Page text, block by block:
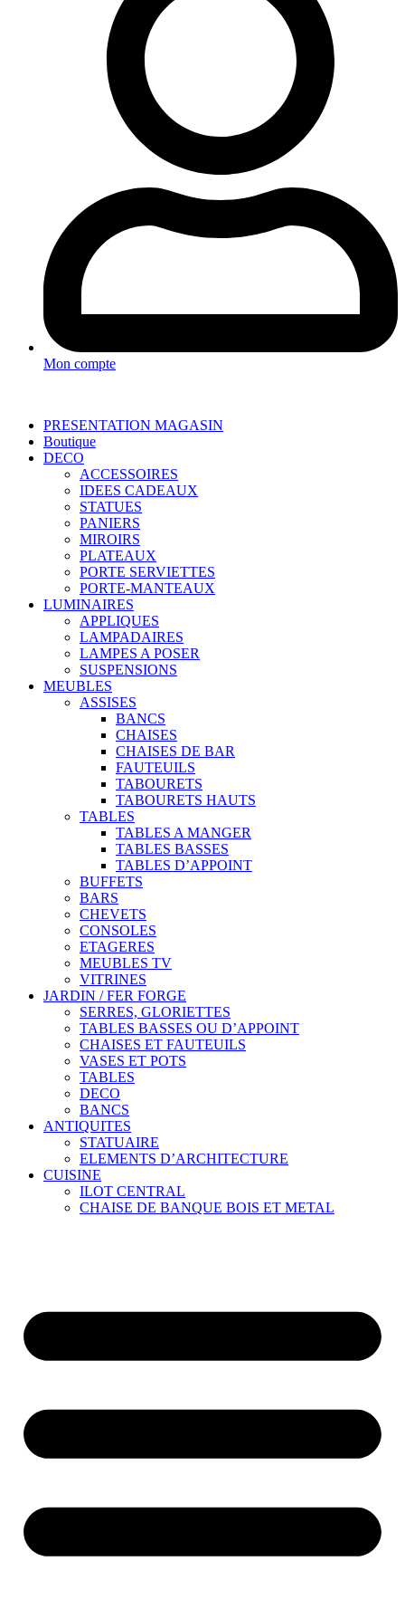
Mon compte
PRESENTATION MAGASIN
Boutique
DECO
ACCESSOIRES
IDEES CADEAUX
STATUES
PANIERS
MIROIRS
PLATEAUX
PORTE SERVIETTES
PORTE-MANTEAUX
LUMINAIRES
APPLIQUES
LAMPADAIRES
LAMPES A POSER
SUSPENSIONS
MEUBLES
ASSISES
BANCS
CHAISES
CHAISES DE BAR
FAUTEUILS
TABOURETS
TABOURETS HAUTS
TABLES
TABLES A MANGER
TABLES BASSES
TABLES D’APPOINT
BUFFETS
BARS
CHEVETS
CONSOLES
ETAGERES
MEUBLES TV
VITRINES
JARDIN / FER FORGE
SERRES, GLORIETTES
TABLES BASSES OU D’APPOINT
CHAISES ET FAUTEUILS
VASES ET POTS
TABLES
DECO
BANCS
ANTIQUITES
STATUAIRE
ELEMENTS D’ARCHITECTURE
CUISINE
ILOT CENTRAL
CHAISE DE BANQUE BOIS ET METAL